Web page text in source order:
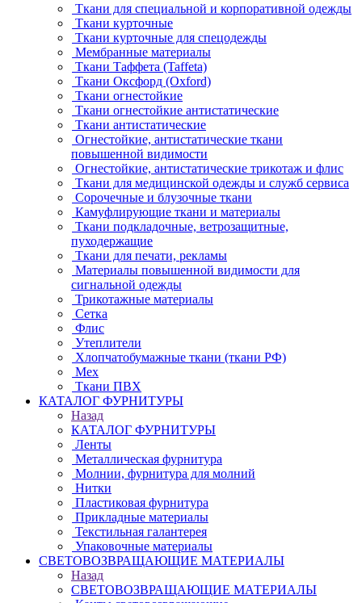
Ткани для специальной и корпоративной одежды
Ткани курточные
Ткани курточные для спецодежды
Мембранные материалы
Ткани Таффета (Taffeta)
Ткани Оксфорд (Oxford)
Ткани огнестойкие
Ткани огнестойкие антистатические
Ткани антистатические
Огнестойкие, антистатические ткани
повышенной видимости
Огнестойкие, антистатические трикотаж и флис
Ткани для медицинской одежды и служб сервиса
Сорочечные и блузочные ткани
Камуфлирующие ткани и материалы
Ткани подкладочные, ветрозащитные,
пуходержащие
Ткани для печати, рекламы
Материалы повышенной видимости для
сигнальной одежды
Трикотажные материалы
Сетка
Флис
Утеплители
Хлопчатобумажные ткани (ткани РФ)
Мех
Ткани ПВХ
КАТАЛОГ ФУРНИТУРЫ
Назад
КАТАЛОГ ФУРНИТУРЫ
Ленты
Металлическая фурнитура
Молнии, фурнитура для молний
Нитки
Пластиковая фурнитура
Прикладные материалы
Текстильная галантерея
Упаковочные материалы
СВЕТОВОЗВРАЩАЮЩИЕ МАТЕРИАЛЫ
Назад
СВЕТОВОЗВРАЩАЮЩИЕ МАТЕРИАЛЫ